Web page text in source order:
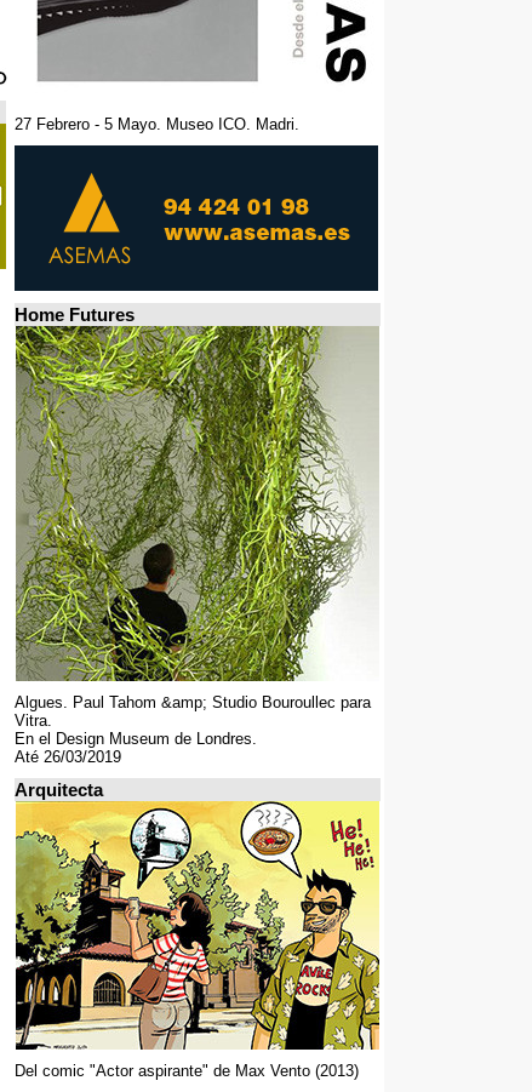
27 Febrero - 5 Mayo. Museo ICO. Madri.
Home Futures
Algues. Paul Tahom &amp; Studio Bouroullec para
Vitra.
En el Design Museum de Londres.
Até 26/03/2019
Arquitecta
Del comic "Actor aspirante" de Max Vento (2013)